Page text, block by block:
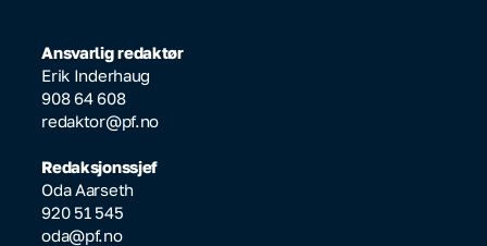
Ansvarlig redaktør
Erik Inderhaug
908 64 608
redaktor@pf.no
Redaksjonssjef
Oda Aarseth
920 51 545
oda@pf.no